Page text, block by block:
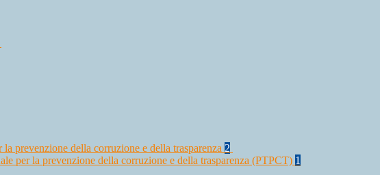
la prevenzione della corruzione e della trasparenza 2
per la prevenzione della corruzione e della trasparenza (PTPCT) 1